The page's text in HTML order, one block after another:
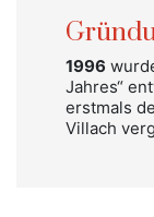
1996
Jahres“
erstmals
Villach